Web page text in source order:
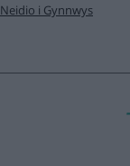
Neidio i Gynnwys